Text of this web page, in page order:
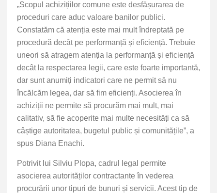
„Scopul achizițiilor comune este desfășurarea de
proceduri care aduc valoare banilor publici.
Constatăm că atenția este mai mult îndreptată pe
procedură decât pe performanță și eficiență. Trebuie
uneori să atragem atenția la performanță și eficiență
decât la respectarea legii, care este foarte importantă,
dar sunt anumiți indicatori care ne permit să nu
încălcăm legea, dar să fim eficienți. Asocierea în
achiziții ne permite să procurăm mai mult, mai
calitativ, să fie acoperite mai multe necesități ca să
câștige autoritatea, bugetul public și comunitățile”, a
spus Diana Enachi.
Potrivit lui Silviu Plopa, cadrul legal permite
asocierea autorităților contractante în vederea
procurării unor tipuri de bunuri și servicii. Acest tip de